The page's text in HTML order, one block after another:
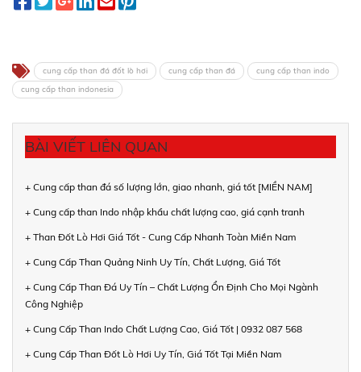
cung cấp than đá đốt lò hơi cung cấp than đá
cung cấp than indo
cung cấp than indonesia
BÀI VIẾT LIÊN QUAN
+ Cung cấp than đá số lượng lớn, giao nhanh, giá tốt [MIỀN NAM]
+ Cung cấp than Indo nhập khẩu chất lượng cao, giá cạnh tranh
+ Than Đốt Lò Hơi Giá Tốt - Cung Cấp Nhanh Toàn Miền Nam
+ Cung Cấp Than Quảng Ninh Uy Tín, Chất Lượng, Giá Tốt
+ Cung Cấp Than Đá Uy Tín – Chất Lượng Ổn Định Cho Mọi Ngành
Công Nghiệp
+ Cung Cấp Than Indo Chất Lượng Cao, Giá Tốt | 0932 087 568
+ Cung Cấp Than Đốt Lò Hơi Uy Tín, Giá Tốt Tại Miền Nam